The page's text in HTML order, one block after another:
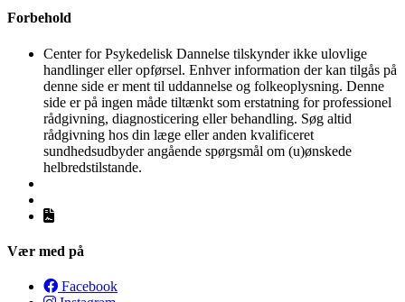
Forbehold
Center for Psykedelisk Dannelse tilskynder ikke ulovlige
handlinger eller opførsel. Enhver information der kan tilgås på
denne side er ment til uddannelse og folkeoplysning. Denne
side er på ingen måde tiltænkt som erstatning for professionel
rådgivning, diagnosticering eller behandling. Søg altid
rådgivning hos din læge eller anden kvalificeret
sundhedsudbyder angående spørgsmål om (u)ønskede
helbredstilstande.
Vær med på
Facebook